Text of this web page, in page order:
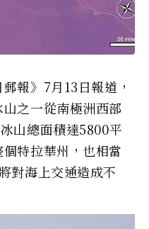
報》7月13日報道，
之一從南極洲西部
山總面積達5800平
特拉華州，也相當
對海上交通造成不